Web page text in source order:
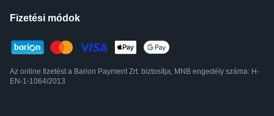
Fizetési módok
Az online fizetést a Barion Payment Zrt. biztosítja, MNB engedély száma: H-
EN-1-1064/2013